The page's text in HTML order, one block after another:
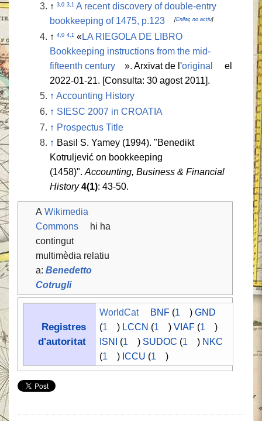
↑3,0 3,1 A recent discovery of double-entry
bookkeeping of 1475, p.123
[Enllaç no actiu]
↑4,0 4,1 «LA RIEGOLA DE LIBRO
Bookkeeping instructions from the mid-
fifteenth century
». Arxivat de l'original
el
2022-01-21. [Consulta: 30 agost 2011].
↑ Accounting History
↑ SIESC 2007 in CROATIA
↑ Prospectus Title
↑ Basil S. Yamey (1994). "Benedikt
Kotruljević on bookkeeping
(1458)".Accounting, Business & Financial
History 4(1): 43-50.
AWikimedia
Commons
hi ha
contingut
multimèdia relatiu
a:Benedetto
Cotrugli
Registres
d'autoritat
WorldCat BNF (1 ) GND
(1 ) LCCN (1 ) VIAF (1
)
ISNI
(1 ) SUDOC (1 ) NKC
(1 ) ICCU (1 )